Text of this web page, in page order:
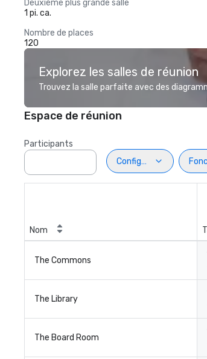
Deuxième plus grande salle
1 pi. ca.
Nombre de places
120
Explorez les salles de réunion
Trouvez la salle parfaite avec des
Espace de réunion
Participants
Configuration
Nom
The Commons
The Library
The Board Room